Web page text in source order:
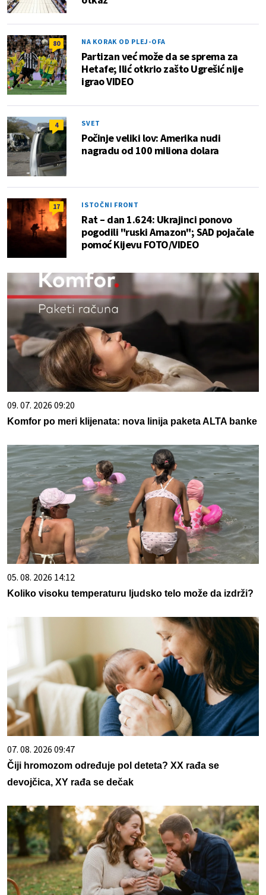
80 NA KORAK OD PLEJ-OFA
Partizan već može da se sprema za
Hetafe; Ilić otkrio zašto Ugrešić nije
igrao VIDEO
4 SVET
Počinje veliki lov: Amerika nudi
nagradu od 100 miliona dolara
17 ISTOČNI FRONT
Rat – dan 1.624: Ukrajinci ponovo
pogodili "ruski Amazon"; SAD pojačale
pomoć Kijevu FOTO/VIDEO
09. 07. 2026 09:20
Komfor po meri klijenata: nova linija paketa ALTA banke
05. 08. 2026 14:12
Koliko visoku temperaturu ljudsko telo može da izdrži?
07. 08. 2026 09:47
Čiji hromozom određuje pol deteta? XX rađa se
devojčica, XY rađa se dečak